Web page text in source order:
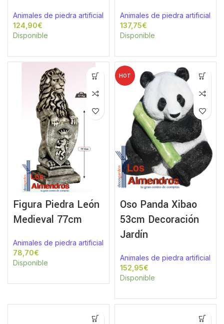
Animales de piedra artificial
€
Disponible
Animales de piedra artificial
€
Disponible
Figura Piedra León
Medieval 77cm
Animales de piedra artificial
€
Disponible
HOT
Oso Panda Xibao
53cm Decoración
Jardín
Animales de piedra artificial
€
Disponible